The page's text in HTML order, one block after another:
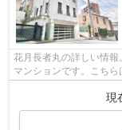
花月長者丸の詳しい情
マンションです。こち
現